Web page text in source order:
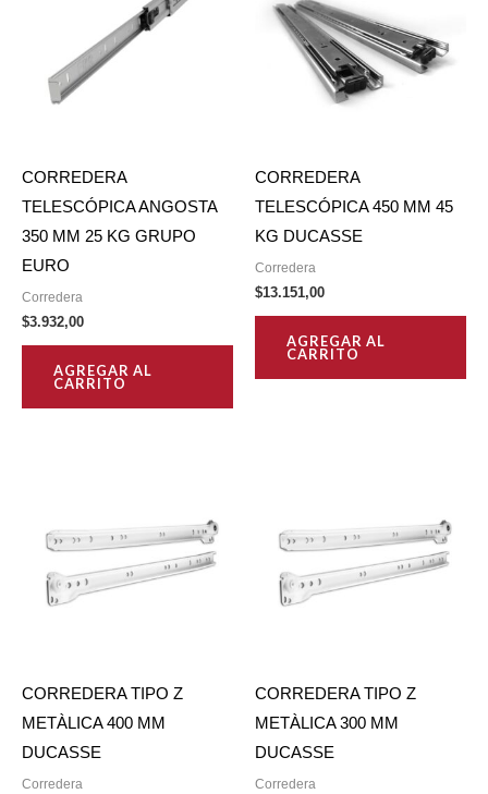
CORREDERA
TELESCÓPICA ANGOSTA
350 MM 25 KG GRUPO
EURO
Corredera
$3.932,00
AGREGAR AL
CARRITO
CORREDERA
TELESCÓPICA 450 MM 45
KG DUCASSE
Corredera
$13.151,00
AGREGAR AL
CARRITO
CORREDERA TIPO Z
METÀLICA 400 MM
DUCASSE
Corredera
CORREDERA TIPO Z
METÀLICA 300 MM
DUCASSE
Corredera